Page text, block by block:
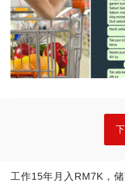
工作15年月入RM7K，